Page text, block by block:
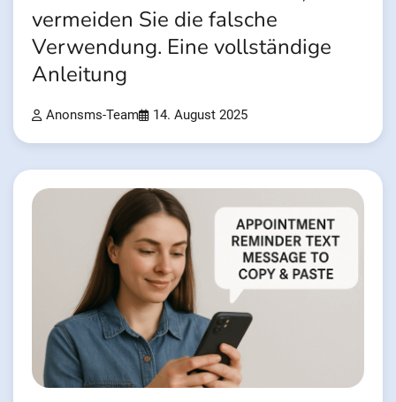
vermeiden Sie die falsche
Verwendung. Eine vollständige
Anleitung
Anonsms-Team 14. August 2025